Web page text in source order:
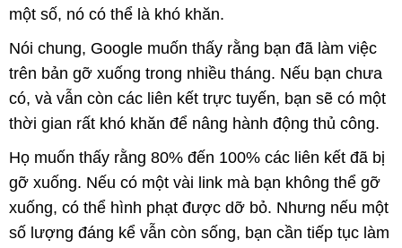
một số, nó có thể là khó khăn.
Nói chung, Google muốn thấy rằng bạn đã làm việc
trên bản gỡ xuống trong nhiều tháng. Nếu bạn chưa
có, và vẫn còn các liên kết trực tuyến, bạn sẽ có một
thời gian rất khó khăn để nâng hành động thủ công.
Họ muốn thấy rằng 80% đến 100% các liên kết đã bị
gỡ xuống. Nếu có một vài link mà bạn không thể gỡ
xuống, có thể hình phạt được dỡ bỏ. Nhưng nếu một
số lượng đáng kể vẫn còn sống, bạn cần tiếp tục làm